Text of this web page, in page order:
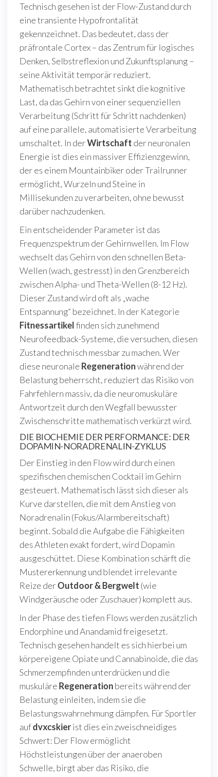
Technisch gesehen ist der Flow-Zustand durch
eine transiente Hypofrontalität
gekennzeichnet. Das bedeutet, dass der
präfrontale Cortex – das Zentrum für logisches
Denken, Selbstreflexion und Zukunftsplanung –
seine Aktivität temporär reduziert.
Mathematisch betrachtet sinkt die kognitive
Last, da das Gehirn von einer sequenziellen
Verarbeitung (Schritt für Schritt nachdenken)
auf eine parallele, automatisierte Verarbeitung
umschaltet. In derWirtschaft der neuronalen
Energie ist dies ein massiver Effizienzgewinn,
der es einem Mountainbiker oder Trailrunner
ermöglicht, Wurzeln und Steine in
Millisekunden zu verarbeiten, ohne bewusst
darüber nachzudenken.
Ein entscheidender Parameter ist das
Frequenzspektrum der Gehirnwellen. Im Flow
wechselt das Gehirn von den schnellen Beta-
Wellen (wach, gestresst) in den Grenzbereich
zwischen Alpha- und Theta-Wellen (8-12 Hz).
Dieser Zustand wird oft als „wache
Entspannung“ bezeichnet. In der Kategorie
Fitnessartikelfinden sich zunehmend
Neurofeedback-Systeme, die versuchen, diesen
Zustand technisch messbar zu machen. Wer
diese neuronale Regenerationwährend der
Belastung beherrscht, reduziert das Risiko von
Fahrfehlern massiv, da die neuromuskuläre
Antwortzeit durch den Wegfall bewusster
Zwischenschritte mathematisch verkürzt wird.
DIE BIOCHEMIE DER PERFORMANCE: DER
DOPAMIN-NORADRENALIN-ZYKLUS
Der Einstieg in den Flow wird durch einen
spezifischen chemischen Cocktail im Gehirn
gesteuert. Mathematisch lässt sich dieser als
Kurve darstellen, die mit dem Anstieg von
Noradrenalin (Fokus/Alarmbereitschaft)
beginnt. Sobald die Aufgabe die Fähigkeiten
des Athleten exakt fordert, wird Dopamin
ausgeschüttet. Diese Kombination schärft die
Mustererkennung und blendet irrelevante
Reize derOutdoor & Bergwelt (wie
Windgeräusche oder Zuschauer) komplett aus.
In der Phase des tiefen Flows werden zusätzlich
Endorphine und Anandamid freigesetzt.
Technisch gesehen handelt es sich hierbei um
körpereigene Opiate und Cannabinoide, die das
Schmerzempfinden unterdrücken und die
muskuläre Regeneration bereits während der
Belastung einleiten, indem sie die
Belastungswahrnehmung dämpfen. Für Sportler
aufdvxcskierist dies ein zweischneidiges
Schwert: Der Flow ermöglicht
Höchstleistungen über der anaeroben
Schwelle, birgt aber das Risiko, die